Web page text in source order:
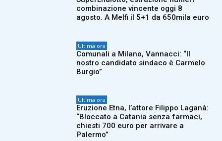
combinazione vincente oggi 8
agosto. A Melfi il 5+1 da 650mila euro
Ultima ora
Comunali a Milano, Vannacci: “Il
nostro candidato sindaco è Carmelo
Burgio”
Ultima ora
Eruzione Etna, l’attore Filippo Laganà:
“Bloccato a Catania senza farmaci,
chiesti 700 euro per arrivare a
Palermo”